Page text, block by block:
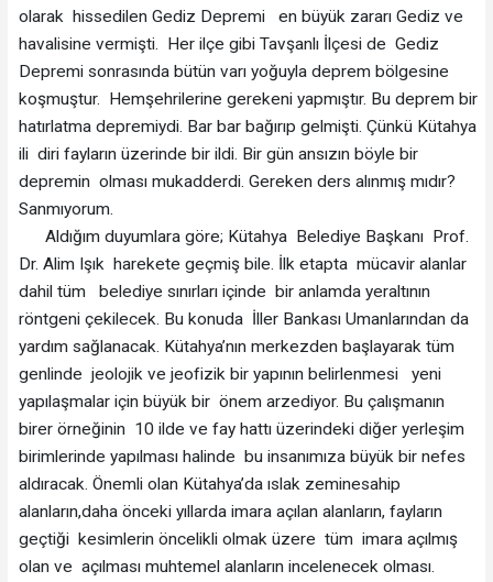
olarak hissedilen Gediz Depremi en büyük zararı Gediz ve
havalisine vermişti. Her ilçe gibi Tavşanlı İlçesi de Gediz
Depremi sonrasında bütün varı yoğuyla deprem bölgesine
koşmuştur. Hemşehrilerine gerekeni yapmıştır. Bu deprem bir
hatırlatma depremiydi. Bar bar bağırıp gelmişti. Çünkü Kütahya
ili diri fayların üzerinde bir ildi. Bir gün ansızın böyle bir
depremin olması mukadderdi. Gereken ders alınmış mıdır?
Sanmıyorum.
Aldığım duyumlara göre; Kütahya Belediye Başkanı Prof.
Dr. Alim Işık harekete geçmiş bile. İlk etapta mücavir alanlar
dahil tüm belediye sınırları içinde bir anlamda yeraltının
röntgeni çekilecek. Bu konuda İller Bankası Umanlarından da
yardım sağlanacak. Kütahya’nın merkezden başlayarak tüm
genlinde jeolojik ve jeofizik bir yapının belirlenmesi yeni
yapılaşmalar için büyük bir önem arzediyor. Bu çalışmanın
birer örneğinin 10 ilde ve fay hattı üzerindeki diğer yerleşim
birimlerinde yapılması halinde bu insanımıza büyük bir nefes
aldıracak. Önemli olan Kütahya’da ıslak zeminesahip
alanların,daha önceki yıllarda imara açılan alanların, fayların
geçtiği kesimlerin öncelikli olmak üzere tüm imara açılmış
olan ve açılması muhtemel alanların incelenecek olması.